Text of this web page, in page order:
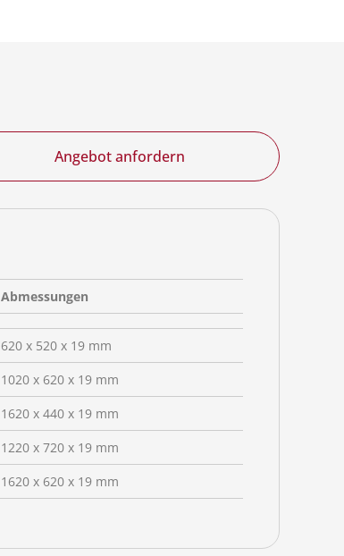
Angebot anfordern
Abmessungen
620 x 520 x 19 mm
1020 x 620 x 19 mm
1620 x 440 x 19 mm
1220 x 720 x 19 mm
1620 x 620 x 19 mm